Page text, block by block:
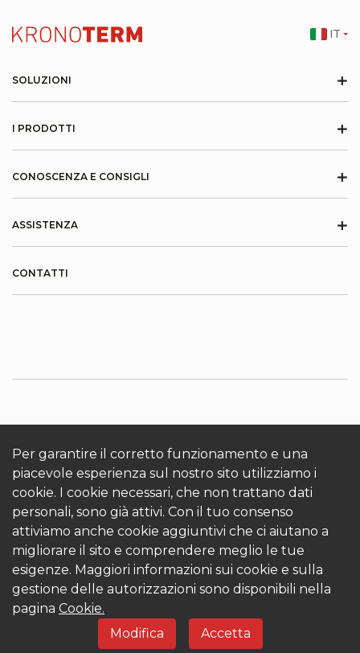
Per garantire il corretto funzionamento e una
piacevole esperienza sul nostro sito utilizziamo i
cookie. I cookie necessari, che non trattano dati
personali, sono già attivi. Con il tuo consenso
attiviamo anche cookie aggiuntivi che ci aiutano a
migliorare il sito e comprendere meglio le tue
esigenze. Maggiori informazioni sui cookie e sulla
gestione delle autorizzazioni sono disponibili nella
pagina Cookie.
Modifica
Accetta
SOLUZIONI +
I PRODOTTI +
CONOSCENZA E CONSIGLI +
ASSISTENZA +
CONTATTI
INFORMAZIONI SU KRONOTERM
Cookies
Accedi
IT
© 2026 Kronoterm | tutti i diritti riservati. KRONOTERM
d.o.o.